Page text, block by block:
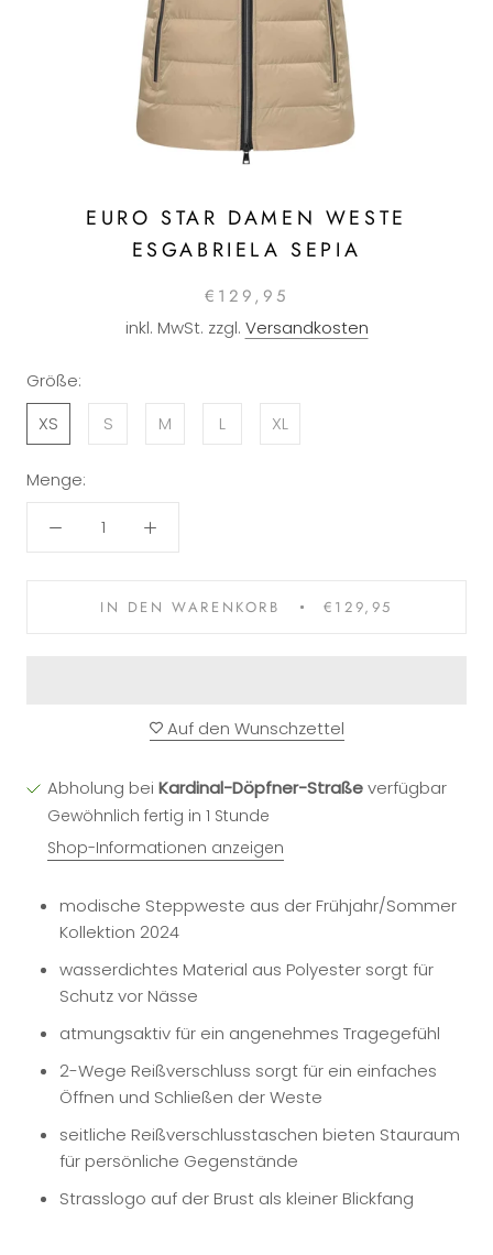
EURO STAR DAMEN WESTE
ESGABRIELA SEPIA
€129,95
inkl. MwSt. zzgl. Versandkosten
Größe:
XS
S M L XL
Menge:
IN DEN WARENKORB €129,95
Auf den Wunschzettel
Abholung bei Kardinal-Döpfner-Straßeverfügbar
Gewöhnlich fertig in 1 Stunde
Shop-Informationen anzeigen
modische Steppweste aus der Frühjahr/Sommer
Kollektion 2024
wasserdichtes Material aus Polyester sorgt für
Schutz vor Nässe
atmungsaktiv für ein angenehmes Tragegefühl
2-Wege Reißverschluss sorgt für ein einfaches
Öffnen und Schließen der Weste
seitliche Reißverschlusstaschen bieten Stauraum
für persönliche Gegenstände
Strasslogo auf der Brust als kleiner Blickfang